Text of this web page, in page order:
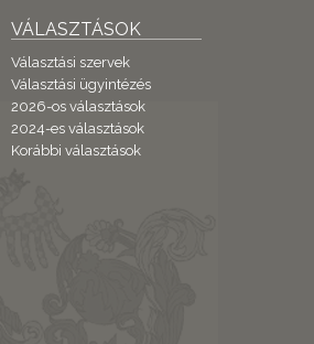
VÁLASZTÁSOK
Választási szervek
Választási ügyintézés
2026-os választások
2024-es választások
Korábbi választások